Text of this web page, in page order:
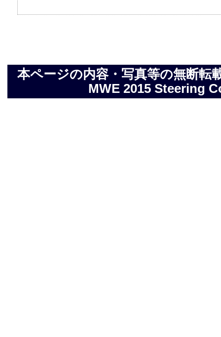
本ページの内容・写真等の無断
MWE 2015 Steering